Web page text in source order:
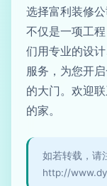
选择富利装修
不仅是一项工
们用专业的设
服务，为您开
的大门。欢迎
的家。
如若转载，请
http://